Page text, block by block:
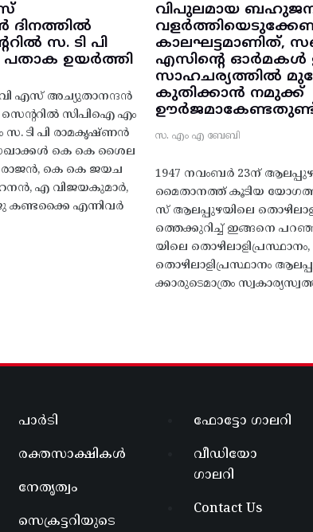
ദിനത്തിൽ
സ. ടി പി
ഉയർത്തി
എസ് അച്യുതാനന്ദൻ
സെന്ററിൽ സിപിഐ എം
സ. ടി പി രാമകൃഷ്‌ണൻ
കെ കെ ശൈല
കെ കെ ജയച
എ വിജയകുമാർ,
കണ്ടക്കൈ എന്നിവർ
വിപുലമായ
കാലഘട്ടമാണിത്,
എസിന്റെ
സാഹചര്യത്തിൽ
കുതിക്കാൻ നമുക്ക്
സ. എം എ ബേബി
1947 നവംബർ 23ന് ആലപ്പുഴ
മൈതാനത്ത്‌ കൂടിയ
സ് ആലപ്പുഴയിലെ
ത്തെക്കുറിച്ച് ഇങ്ങനെ
യിലെ
തൊഴിലാളിപ്രസ്ഥാനം
ക്കാരുടെമാത്രം
പാർടി
രക്തസാക്ഷികൾ
നേതൃത്വം
സെക്രട്ടറിയുടെ
ഫോട്ടോ ഗാലറി
വീഡിയോ
ഗാലറി
Contact Us